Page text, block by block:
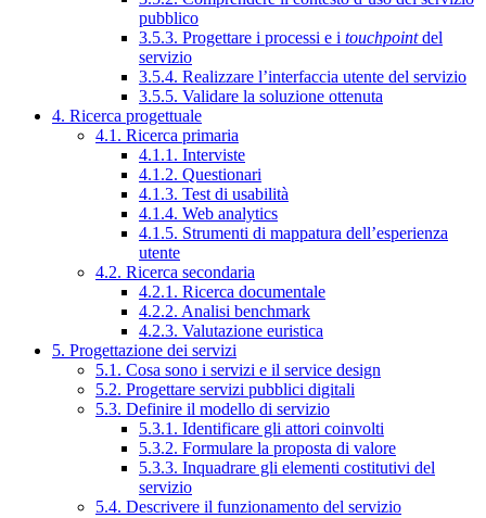
pubblico
3.5.3. Progettare i processi e i touchpointdel
servizio
3.5.4. Realizzare l’interfaccia utente del servizio
3.5.5. Validare la soluzione ottenuta
4. Ricerca progettuale
4.1. Ricerca primaria
4.1.1. Interviste
4.1.2. Questionari
4.1.3. Test di usabilità
4.1.4. Web analytics
4.1.5. Strumenti di mappatura dell’esperienza
utente
4.2. Ricerca secondaria
4.2.1. Ricerca documentale
4.2.2. Analisi benchmark
4.2.3. Valutazione euristica
5. Progettazione dei servizi
5.1. Cosa sono i servizi e il service design
5.2. Progettare servizi pubblici digitali
5.3. Definire il modello di servizio
5.3.1. Identificare gli attori coinvolti
5.3.2. Formulare la proposta di valore
5.3.3. Inquadrare gli elementi costitutivi del
servizio
5.4. Descrivere il funzionamento del servizio